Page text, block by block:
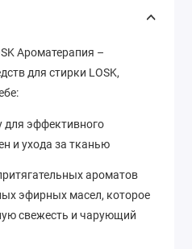
Ароматерапия –
для стирки LOSK,
эффективного
и ухода за тканью
ароматов
эфирных масел, которое
свежесть и чарующий